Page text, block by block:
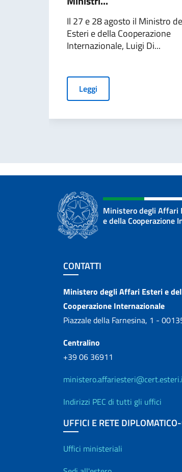
Il 27 e 28 agosto il Ministro
Esteri e della Cooperazione
Internazionale, Luigi Di...
Leggi
Ministero degli Affari
e della Cooperazione
Sezione footer
CONTATTI
Contatti
Ministero degli Affari Esteri e
Cooperazione Internazionale
Piazzale della Farnesina, 1 -
Centralino
+39 06 36911
Indirizzi PEC di tutti gli uffici
UFFICI E RETE
Uffici e Rete
Uffici ministeriali